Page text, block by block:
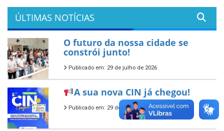
ÚLTIMAS NOTÍCIAS
O futuro da nossa cidade se
constrói junto!
Publicado em: 29 de julho de 2026
A sua nova CIN já chegou!
Publicado em: 29 de julho de 2026